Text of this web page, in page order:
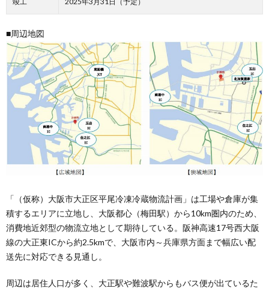
■周辺地図
「（仮称）大阪市大正区平尾冷凍冷蔵物流計画」は工場や倉庫が集
積するエリアに立地し、大阪都心（梅田駅）から10km圏内のため、
消費地近郊型の物流立地として期待している。阪神高速17号西大阪
線の大正東ICから約2.5kmで、大阪市内～兵庫県方面まで幅広い配
送先に対応できる見通し。
周辺は居住人口が多く、大正駅や難波駅からもバス便が出ているた